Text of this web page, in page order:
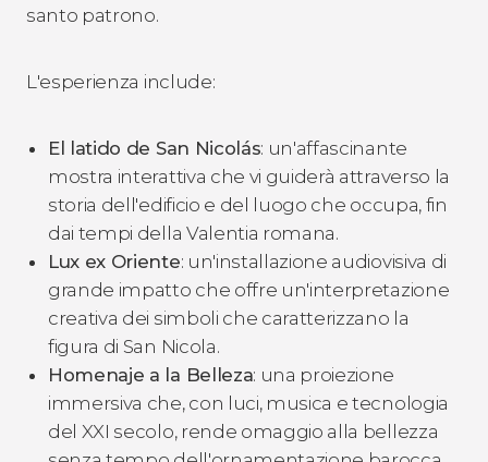
santo patrono.
L'esperienza include:
El latido de San Nicolás: un'affascinante
mostra interattiva che vi guiderà attraverso la
storia dell'edificio e del luogo che occupa, fin
dai tempi della Valentia romana.
Lux ex Oriente: un'installazione audiovisiva di
grande impatto che offre un'interpretazione
creativa dei simboli che caratterizzano la
figura di San Nicola.
Homenaje a la Belleza: una proiezione
immersiva che, con luci, musica e tecnologia
del XXI secolo, rende omaggio alla bellezza